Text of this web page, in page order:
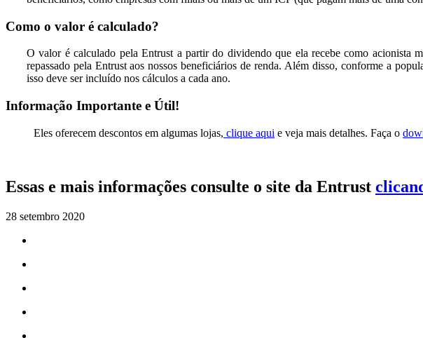
Como o valor é calculado?
O valor é calculado pela Entrust a partir do dividendo que ela recebe como
repassado pela Entrust aos nossos beneficiários de renda. Além disso, conforme a
isso deve ser incluído nos cálculos a cada ano.
Informação Importante e Útil!
Eles oferecem descontos em algumas lojas, clique aqui e veja mais detalhes. Faça o
Essas e mais informações consulte o site da Entrust
28 setembro 2020